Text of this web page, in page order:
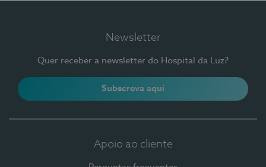
Newsletter
Quer receber a newsletter do Hospital da Luz?
Subscreva aqui
Apoio ao cliente